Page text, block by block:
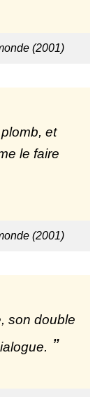
(2001)
et
le faire
(2001)
son double